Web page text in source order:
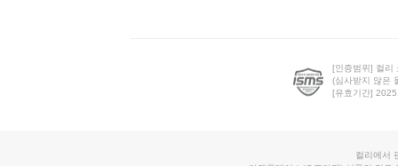
[인증범위] 컬리
(심사받지 않은
[유효기간]
컬리에서